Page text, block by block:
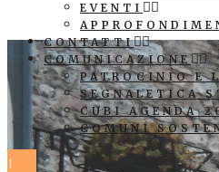
EVENTI
CONTATTI
COMUNICAZIONE
PATROCINIO E
SEGNALETICA
CUBI AGENDA
COMUNI